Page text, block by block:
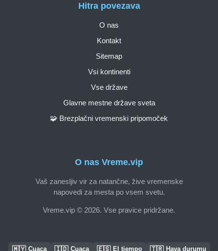
O nas Vreme.vip
Vaš zanesljiv vir za natančne, žive vremenske
napovedi za mesta po vsem svetu.
Vreme.vip © 2026. Vse pravice pridržane.
Hitra povezava
O nas
Kontakt
Sitemap
Vsi kontinenti
Vse države
Glavne mestne države sveta
🧩 Brezplačni vremenski pripomoček
🇲🇾 Cuaca 🇮🇩 Cuaca 🇪🇸 El tiempo 🇹🇷 Hava durumu